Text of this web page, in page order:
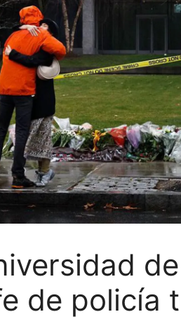
de policía